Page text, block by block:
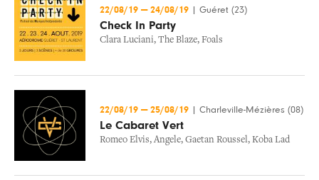
22/08/19 — 24/08/19 Guéret (23)
Check In Party
Clara Luciani, The Blaze, Foals
22/08/19 — 25/08/19 Charleville-Mézières (08)
Le Cabaret Vert
Romeo Elvis, Angele, Gaetan Roussel, Koba Lad